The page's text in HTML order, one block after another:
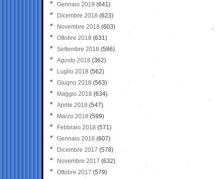
Gennaio 2019 (641)
Dicembre 2018 (623)
Novembre 2018 (603)
Ottobre 2018 (631)
Settembre 2018 (586)
Agosto 2018 (362)
Luglio 2018 (562)
Giugno 2018 (563)
Maggio 2018 (634)
Aprile 2018 (547)
Marzo 2018 (599)
Febbraio 2018 (571)
Gennaio 2018 (607)
Dicembre 2017 (578)
Novembre 2017 (632)
Ottobre 2017 (579)